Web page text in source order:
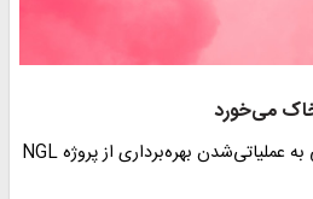
هدایت الله خادمی از بی‌توجهی به عملیاتی‌شدن بهره‌برداری از پروژه NGL